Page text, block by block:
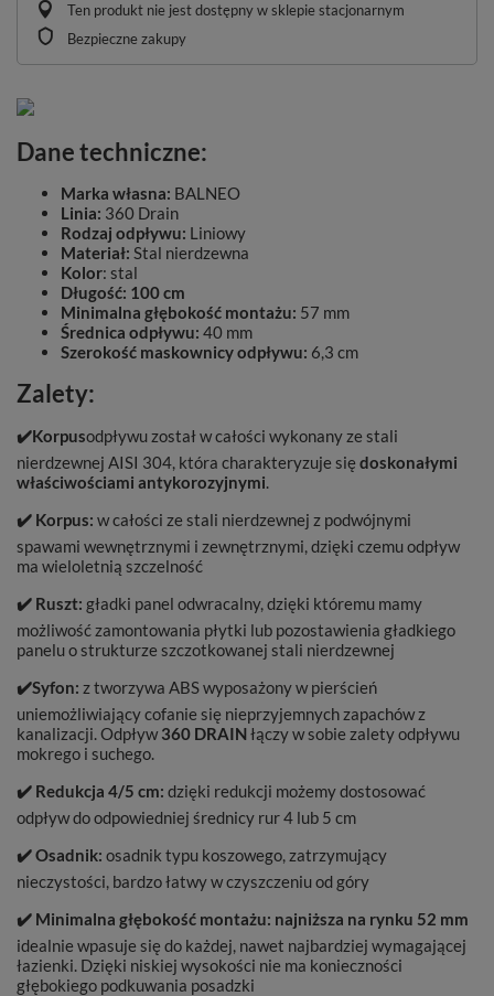
Ten produkt nie jest dostępny w sklepie stacjonarnym
Bezpieczne zakupy
Dane techniczne:
Marka własna: BALNEO
Linia: 360 Drain
Rodzaj odpływu: Liniowy
Materiał: Stal nierdzewna
Kolor: stal
Długość: 100 cm
Minimalna głębokość montażu: 57 mm
Średnica odpływu: 40 mm
Szerokość maskownicy odpływu: 6,3 cm
Zalety:
✔️Korpusodpływu został w całości wykonany ze stali
nierdzewnej AISI 304, która charakteryzuje się doskonałymi
właściwościami antykorozyjnymi.
✔️ Korpus: w całości ze stali nierdzewnej z podwójnymi
spawami wewnętrznymi i zewnętrznymi, dzięki czemu odpływ
ma wieloletnią szczelność
✔️ Ruszt: gładki panel odwracalny, dzięki któremu mamy
możliwość zamontowania płytki lub pozostawienia gładkiego
panelu o strukturze szczotkowanej stali nierdzewnej
✔️Syfon: z tworzywa ABS wyposażony w pierścień
uniemożliwiający cofanie się nieprzyjemnych zapachów z
kanalizacji. Odpływ360 DRAINłączy w sobie zalety odpływu
mokrego i suchego.
✔️ Redukcja 4/5 cm: dzięki redukcji możemy dostosować
odpływ do odpowiedniej średnicy rur 4 lub 5 cm
✔️Osadnik: osadnik typu koszowego, zatrzymujący
nieczystości, bardzo łatwy w czyszczeniu od góry
✔️ Minimalna głębokość montażu: najniższa na rynku 52 mm
idealnie wpasuje się do każdej, nawet najbardziej wymagającej
łazienki. Dzięki niskiej wysokości nie ma konieczności
głębokiego podkuwania posadzki